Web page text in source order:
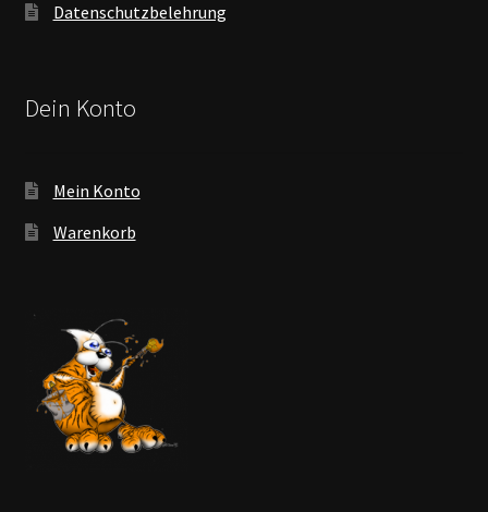
Datenschutzbelehrung
Dein Konto
Mein Konto
Warenkorb